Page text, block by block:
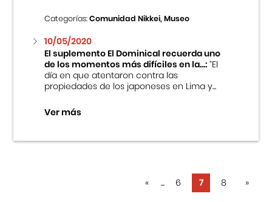
Categorías:Comunidad Nikkei, Museo
10/05/2020
El suplemento El Dominical recuerda uno
de los momentos más difíciles en la...:“El
día en que atentaron contra las
propiedades de los japoneses en Lima y...
Ver más
« ... 6 7 8 »